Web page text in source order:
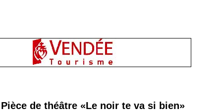
de théâtre «Le noir te va si bien»